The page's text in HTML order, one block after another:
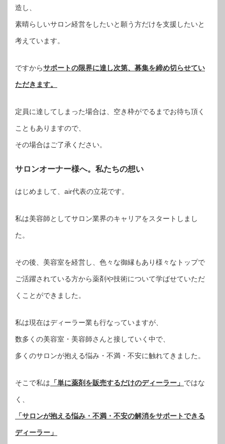
造し、
素晴らしいサロン経営をしたいと願う方だけを支援したいと
考えています。
ですからサポートの限界に達し次第、募集を締め切らせてい
ただきます。
定員に達してしまった場合は、空き枠がでるまでお待ち頂く
こともありますので、
その場合はご了承ください。
サロンオーナー様へ。私たちの想い
はじめまして、air代表の立花です。
私は美容師としてサロン業界のキャリアをスタートしまし
た。
その後、美容室を経営し、色々な御縁もあり様々なトップで
ご活躍されている方から薬剤や技術について学ばせていただ
くことができました。
私は現在はディーラー業も行なっていますが、
数多くの美容室・美容師さんと接していく中で、
多くのサロンが抱える悩み・不満・不安に触れてきました。
そこで私は 「単に薬剤を販売するだけのディーラー」 ではな
く、
「サロンが抱える悩み・不満・不安の解消をサポートできる
ディーラー」